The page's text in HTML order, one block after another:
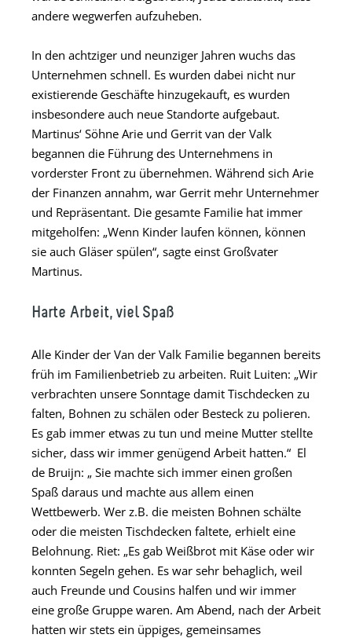
andere wegwerfen aufzuheben.
In den achtziger und neunziger Jahren wuchs das
Unternehmen schnell. Es wurden dabei nicht nur
existierende Geschäfte hinzugekauft, es wurden
insbesondere auch neue Standorte aufgebaut.
Martinus‘ Söhne Arie und Gerrit van der Valk
begannen die Führung des Unternehmens in
vorderster Front zu übernehmen. Während sich Arie
der Finanzen annahm, war Gerrit mehr Unternehmer
und Repräsentant. Die gesamte Familie hat immer
mitgeholfen: „Wenn Kinder laufen können, können
sie auch Gläser spülen“, sagte einst Großvater
Martinus.
Harte Arbeit, viel Spaß
Alle Kinder der Van der Valk Familie begannen bereits
früh im Familienbetrieb zu arbeiten. Ruit Luiten: „Wir
verbrachten unsere Sonntage damit Tischdecken zu
falten, Bohnen zu schälen oder Besteck zu polieren.
Es gab immer etwas zu tun und meine Mutter stellte
sicher, dass wir immer genügend Arbeit hatten.“ El
de Bruijn: „ Sie machte sich immer einen großen
Spaß daraus und machte aus allem einen
Wettbewerb. Wer z.B. die meisten Bohnen schälte
oder die meisten Tischdecken faltete, erhielt eine
Belohnung. Riet: „Es gab Weißbrot mit Käse oder wir
konnten Segeln gehen. Es war sehr behaglich, weil
auch Freunde und Cousins halfen und wir immer
eine große Gruppe waren. Am Abend, nach der Arbeit
hatten wir stets ein üppiges, gemeinsames